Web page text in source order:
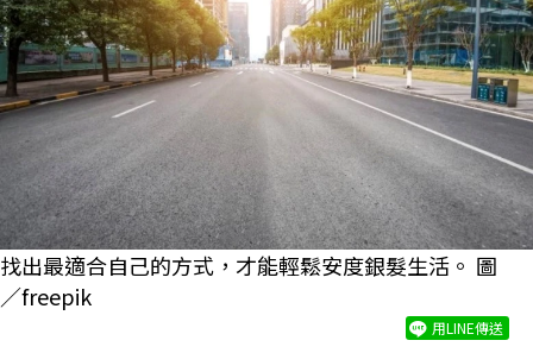
找出最適合自己的方式，才能輕鬆安度銀髮生活。 圖
／freepik
用LINE傳送